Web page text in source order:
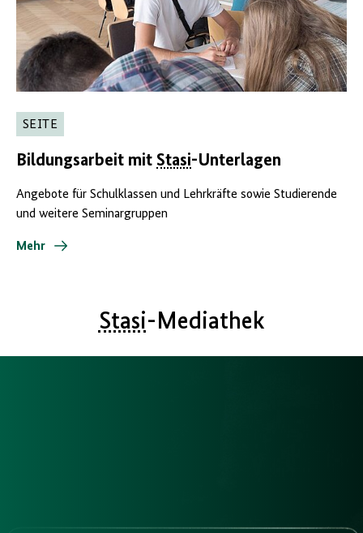
SEITE
Bildungsarbeit mit Stasi-Unterlagen
Angebote für Schulklassen und Lehrkräfte sowie Studierende
und weitere Seminargruppen
Mehr
Stasi-Mediathek